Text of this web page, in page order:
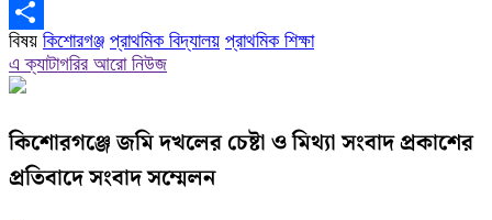
Copy
Link
Share
বিষয় কিশোরগঞ্জ প্রাথমিক বিদ্যালয় প্রাথমিক শিক্ষা
এ ক্যাটাগরির আরো নিউজ
কিশোরগঞ্জে জমি দখলের চেষ্টা ও মিথ্যা সংবাদ প্রকাশের
প্রতিবাদে সংবাদ সম্মেলন